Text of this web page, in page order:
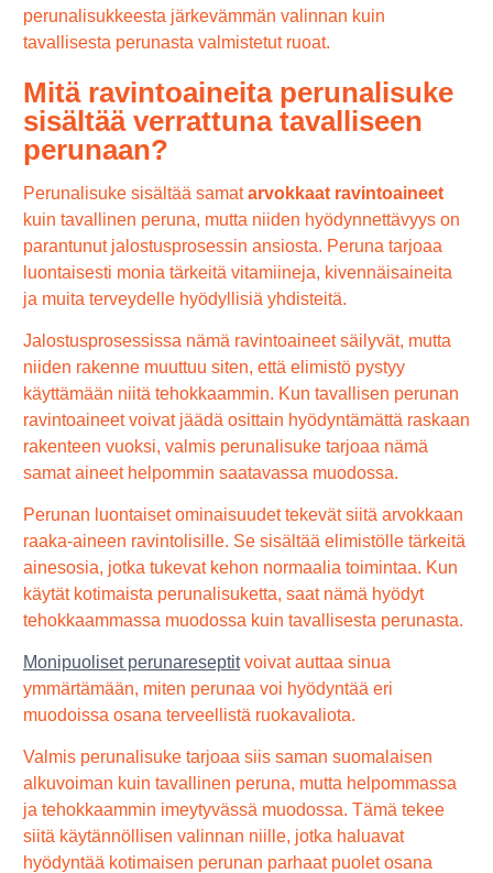
perunalisukkeesta järkevämmän valinnan kuin
tavallisesta perunasta valmistetut ruoat.
Mitä ravintoaineita perunalisuke
sisältää verrattuna tavalliseen
perunaan?
Perunalisuke sisältää samatarvokkaat ravintoaineet
kuin tavallinen peruna, mutta niiden hyödynnettävyys on
parantunut jalostusprosessin ansiosta. Peruna tarjoaa
luontaisesti monia tärkeitä vitamiineja, kivennäisaineita
ja muita terveydelle hyödyllisiä yhdisteitä.
Jalostusprosessissa nämä ravintoaineet säilyvät, mutta
niiden rakenne muuttuu siten, että elimistö pystyy
käyttämään niitä tehokkaammin. Kun tavallisen perunan
ravintoaineet voivat jäädä osittain hyödyntämättä raskaan
rakenteen vuoksi, valmis perunalisuke tarjoaa nämä
samat aineet helpommin saatavassa muodossa.
Perunan luontaiset ominaisuudet tekevät siitä arvokkaan
raaka-aineen ravintolisille. Se sisältää elimistölle tärkeitä
ainesosia, jotka tukevat kehon normaalia toimintaa. Kun
käytät kotimaista perunalisuketta, saat nämä hyödyt
tehokkaammassa muodossa kuin tavallisesta perunasta.
Monipuoliset perunareseptitvoivat auttaa sinua
ymmärtämään, miten perunaa voi hyödyntää eri
muodoissa osana terveellistä ruokavaliota.
Valmis perunalisuke tarjoaa siis saman suomalaisen
alkuvoiman kuin tavallinen peruna, mutta helpommassa
ja tehokkaammin imeytyvässä muodossa. Tämä tekee
siitä käytännöllisen valinnan niille, jotka haluavat
hyödyntää kotimaisen perunan parhaat puolet osana